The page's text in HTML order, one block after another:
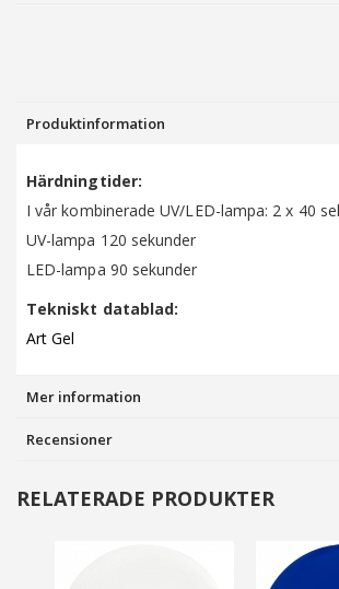
Produktinformation
Härdningtider:
I vår kombinerade UV/LED-lampa: 2 x 40
UV-lampa 120 sekunder
LED-lampa 90 sekunder
Tekniskt datablad:
Art Gel
Mer information
Recensioner
RELATERADE PRODUKTER